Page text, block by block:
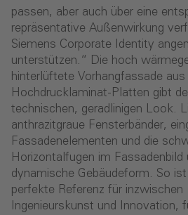
passen, aber auch über eine
repräsentative Außenwirkung
Siemens Corporate Identity
unterstützen.“ Die hoch
hinterlüftete Vorhangfassade
Hochdrucklaminat-Platten gibt
technischen, geradlinigen Look.
anthrazitgraue Fensterbänder,
Fassadenelementen und die
Horizontalfugen im Fassadenbild
dynamische Gebäudeform. So
perfekte Referenz für inzwischen
Ingenieurskunst und Innovation,